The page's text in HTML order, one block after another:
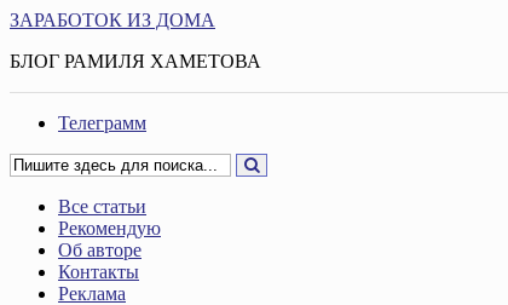
ЗАРАБОТОК ИЗ ДОМА
БЛОГ РАМИЛЯ ХАМЕТОВА
Телеграмм
Все статьи
Рекомендую
Об авторе
Контакты
Реклама